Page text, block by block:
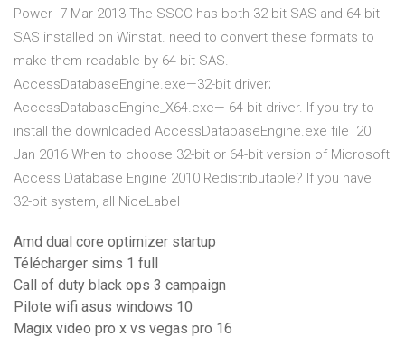
Power 7 Mar 2013 The SSCC has both 32-bit SAS and 64-bit
SAS installed on Winstat. need to convert these formats to
make them readable by 64-bit SAS.
AccessDatabaseEngine.exe—32-bit driver;
AccessDatabaseEngine_X64.exe— 64-bit driver. If you try to
install the downloaded AccessDatabaseEngine.exe file 20
Jan 2016 When to choose 32-bit or 64-bit version of Microsoft
Access Database Engine 2010 Redistributable? If you have
32-bit system, all NiceLabel
Amd dual core optimizer startup
Télécharger sims 1 full
Call of duty black ops 3 campaign
Pilote wifi asus windows 10
Magix video pro x vs vegas pro 16